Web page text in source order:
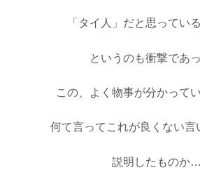
「タイ人」だと思ってい
というのも衝撃であっ
この、よく物事が分かって
何て言ってこれが良くない言
説明したものか…